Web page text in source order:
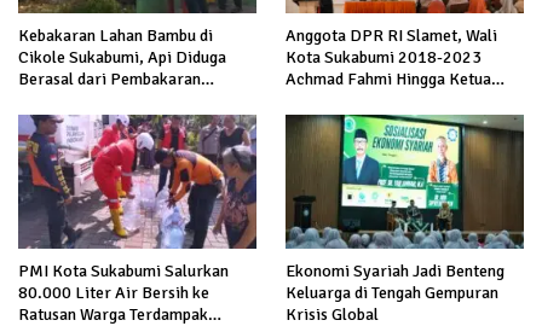
Kebakaran Lahan Bambu di
Cikole Sukabumi, Api Diduga
Berasal dari Pembakaran
Anggota DPR RI Slamet, Wali
Kota Sukabumi 2018-2023
Achmad Fahmi Hingga Ketua
Mesin Politik di TOP PKS
Sukabumi
PMI Kota Sukabumi Salurkan
80.000 Liter Air Bersih ke
Ratusan Warga Terdampak
Ekonomi Syariah Jadi Benteng
Keluarga di Tengah Gempuran
Krisis Global